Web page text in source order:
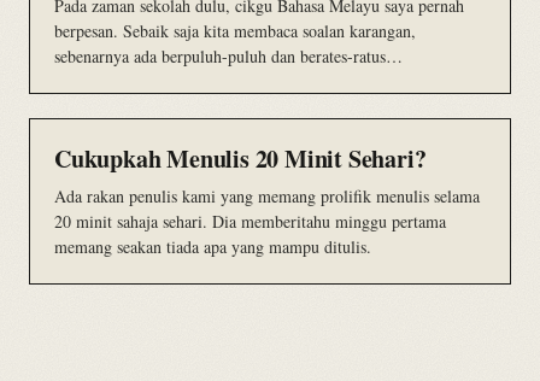
Pada zaman sekolah dulu, cikgu Bahasa Melayu saya pernah
berpesan. Sebaik saja kita membaca soalan karangan,
sebenarnya ada berpuluh-puluh dan berates-ratus…
Cukupkah Menulis 20 Minit Sehari?
Ada rakan penulis kami yang memang prolifik menulis selama
20 minit sahaja sehari. Dia memberitahu minggu pertama
memang seakan tiada apa yang mampu ditulis.